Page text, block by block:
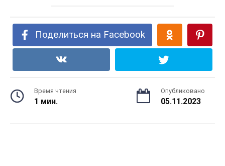
Поделиться на Facebook
Время чтения
1 мин.
Опубликовано
05.11.2023